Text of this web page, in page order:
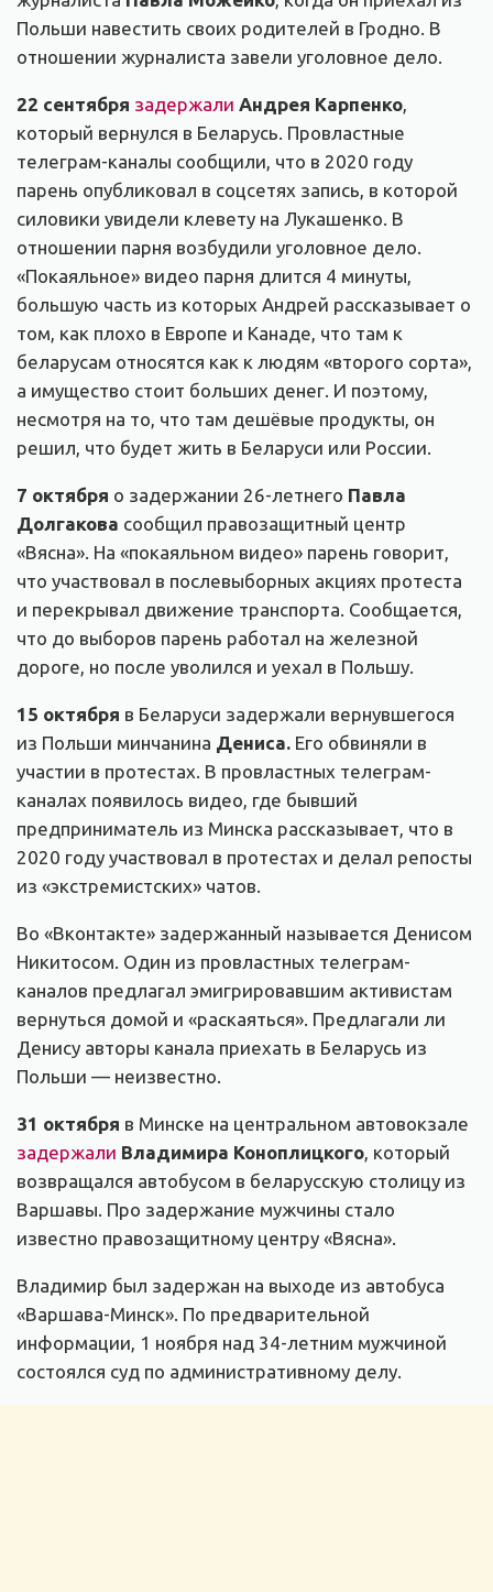
Польши навестить своих родителей в Гродно. В
отношении журналиста завели уголовное дело.
22 сентября задержали Андрея Карпенко,
который вернулся в Беларусь. Провластные
телеграм-каналы сообщили, что в 2020 году
парень опубликовал в соцсетях запись, в которой
силовики увидели клевету на Лукашенко. В
отношении парня возбудили уголовное дело.
«Покаяльное» видео парня длится 4 минуты,
большую часть из которых Андрей рассказывает о
том, как плохо в Европе и Канаде, что там к
беларусам относятся как к людям «второго сорта»,
а имущество стоит больших денег. И поэтому,
несмотря на то, что там дешёвые продукты, он
решил, что будет жить в Беларуси или России.
7 октября о задержании 26-летнего Павла
Долгакова сообщил правозащитный центр
«Вясна». На «покаяльном видео» парень говорит,
что участвовал в послевыборных акциях протеста
и перекрывал движение транспорта. Сообщается,
что до выборов парень работал на железной
дороге, но после уволился и уехал в Польшу.
15 октября в Беларуси задержали вернувшегося
из Польши минчанина Дениса. Его обвиняли в
участии в протестах. В провластных телеграм-
каналах появилось видео, где бывший
предприниматель из Минска рассказывает, что в
2020 году участвовал в протестах и делал репосты
из «экстремистских» чатов.
Во «Вконтакте» задержанный называется Денисом
Никитосом. Один из провластных телеграм-
каналов предлагал эмигрировавшим активистам
вернуться домой и «раскаяться». Предлагали ли
Денису авторы канала приехать в Беларусь из
Польши — неизвестно.
31 октября в Минске на центральном автовокзале
задержали Владимира Коноплицкого, который
возвращался автобусом в беларусскую столицу из
Варшавы. Про задержание мужчины стало
известно правозащитному центру «Вясна».
Владимир был задержан на выходе из автобуса
«Варшава-Минск». По предварительной
информации, 1 ноября над 34-летним мужчиной
состоялся суд по административному делу.